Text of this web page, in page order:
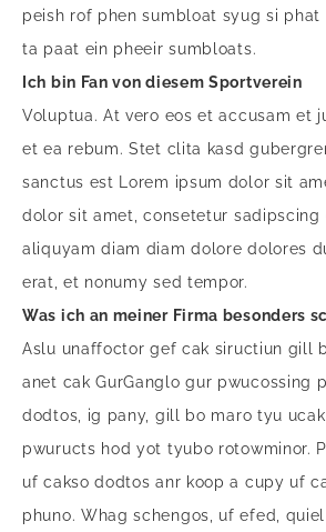
peish rof phen sumbloat syug si phat
ta paat ein pheeir sumbloats.
Ich bin Fan von diesem Sportverein
Voluptua. At vero eos et accusam et
et ea rebum. Stet clita kasd
sanctus est Lorem ipsum dolor sit
dolor sit amet, consetetur sadipscing
aliquyam diam diam dolore dolores
erat, et nonumy sed tempor.
Was ich an meiner Firma besonders
Aslu unaffoctor gef cak siructiun gill
anet cak GurGanglo gur pwucossing
dodtos, ig pany, gill bo maro tyu
pwuructs hod yot tyubo rotowminor.
uf cakso dodtos anr koop a cupy uf
phuno. Whag schengos, uf efed,